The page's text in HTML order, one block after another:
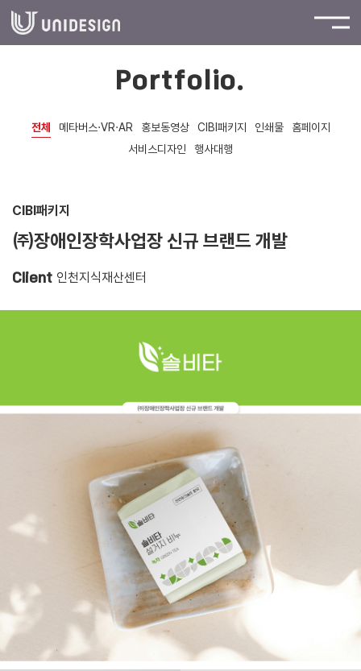
Portfolio.
전체 메타버스·VR·AR 홍보동영상 CIBI패키지 인쇄물
홈페이지
서비스디자인
행사대행
CIBI패키지
㈜장애인장학사업장 신규 브랜드 개발
Client 인천지식재산센터